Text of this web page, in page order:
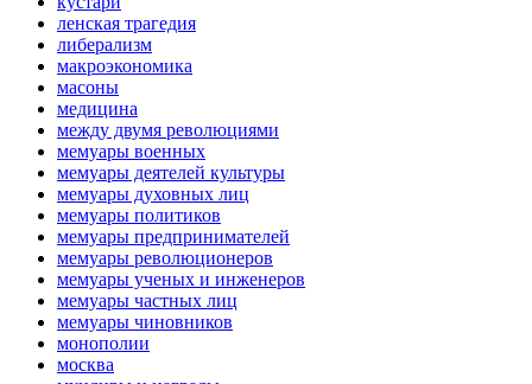
ленская трагедия
либерализм
макроэкономика
масоны
медицина
между двумя революциями
мемуары военных
мемуары деятелей культуры
мемуары духовных лиц
мемуары политиков
мемуары предпринимателей
мемуары революционеров
мемуары ученых и инженеров
мемуары частных лиц
мемуары чиновников
монополии
москва